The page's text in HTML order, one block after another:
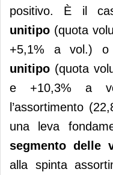
positivo. È il
unitipo (quota
+5,1% a vol.) o
unitipo (quota
e +10,3% a
l’assortimento
una leva
segmento delle
alla spinta